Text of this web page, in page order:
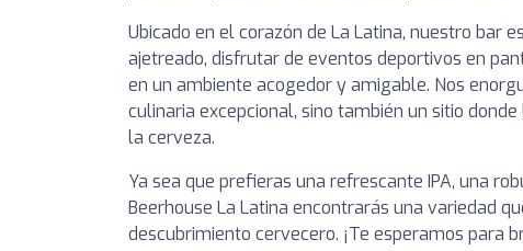
Ubicado en el corazón de La Latina, nuestro bar
ajetreado, disfrutar de eventos deportivos en
en un ambiente acogedor y amigable. Nos
culinaria excepcional, sino también un sitio
la cerveza.
Ya sea que prefieras una refrescante IPA, una
Beerhouse La Latina encontrarás una variedad
descubrimiento cervecero. ¡Te esperamos para